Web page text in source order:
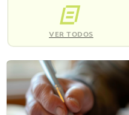
VER TODOS